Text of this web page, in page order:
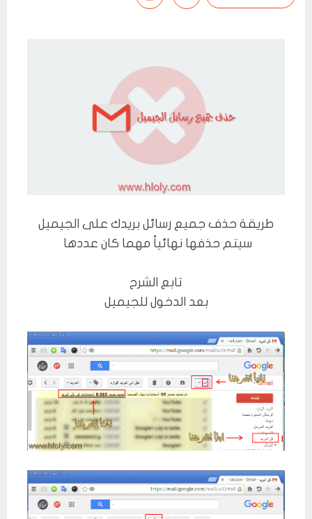
طريقة حذف جميع رسائل بريدك على الجيميل
سيتم حذفها نهائياً مهما كان عددها
تابع الشرح
بعد الدخول للجيميل